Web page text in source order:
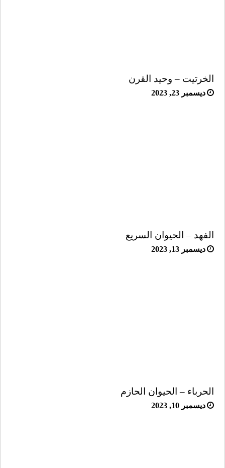
الخرتيت – وحيد القرن
ديسمبر 23, 2023
الفهد – الحيوان السريع
ديسمبر 13, 2023
الحرباء – الحيوان الحازم
ديسمبر 10, 2023